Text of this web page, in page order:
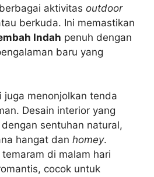
aktivitas outdoor
berkuda. Ini memastikan
Indah penuh dengan
baru yang
juga menonjolkan tenda
Desain interior yang
sentuhan natural,
hangat dan homey.
di malam hari
cocok untuk